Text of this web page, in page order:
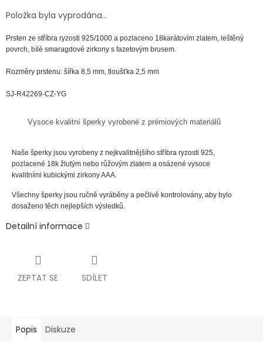
Položka byla vyprodána…
Prsten ze stříbra ryzosti 925/1000 a pozlaceno 18karátovím zlatem, leštěný
povrch, bílé smaragdové zirkony s fazetovým brusem.
Rozměry prstenu: šířka 8,5 mm, tloušťka 2,5 mm
SJ-R42269-CZ-YG
Vysoce kvalitní šperky vyrobené z prémiových materiálů
Naše šperky jsou vyrobeny z nejkvalitnějšího stříbra ryzosti 925,
pozlacené 18k žlutým nebo růžovým zlatem a osázené vysoce
kvalitními kubickými zirkony AAA.
Všechny šperky jsou ručně vyráběny a pečlivě kontrolovány, aby bylo
dosaženo těch nejlepších výsledků.
Detailní informace
ZEPTAT SE SDÍLET
Popis Diskuze